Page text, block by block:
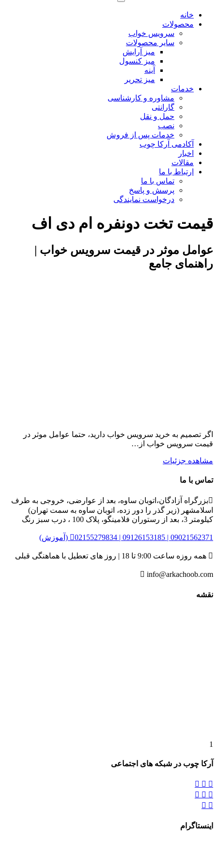
خانه
محصولات
سرویس خواب
سایر محصولات
میز آرایش
میز کنسول
آینه
میز تحریر
خدمات
مشاوره و کارشناسی
گارانتی
حمل و نقل
نصب
خدمات پس از فروش
آکادمی آرکا چوب
اخبار
مقالات
ارتباط با ما
تماس با ما
پرسش و پاسخ
درخواست نمایندگی
قیمت تخت دونفره ام دی اف
عوامل موثر در قیمت سرویس خواب |
راهنمای جامع
اگر تصمیم به خرید سرویس خواب دارید، حتما عوامل موثر در
قیمت سرویس خواب از…
مشاهده جزئیات
تماس با ما
بزرگراه آزادگان،اتوبان ساوه، بعد از عوارضی، خروجی به طرف
اسلامشهر (زیر گذر را دور زده، اتوبان ساوه به سمت تهران)
کیلومتر 3، بعد از رستوران فلامینگو، پلاک 100 ، درب سبز رنگ
02155279834 | 09126153185 | 09021562371 (آموزش)
 همه روزه ساعت 9:00 تا 18 | روز های تعطیل با هماهنگی قبلی
 info@arkachoob.com
نقشه
1
آرکا چوب در شبکه های اجتماعی
  
  
 
اینستاگرام